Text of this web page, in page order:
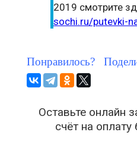
2019 смотрите
sochi.ru/putevki-
Понравилось?
Оставьте онлайн
счёт на